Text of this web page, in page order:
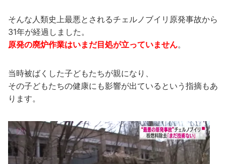
そんな人類史上最悪とされるチェルノブイリ原発事故から
31年が経過しました。
原発の廃炉作­業はいまだ目処が立っていません。
当時被ばくした子どもたちが親になり、
その子どもた­ちの健康にも影響が出ているという指摘もあ
ります。